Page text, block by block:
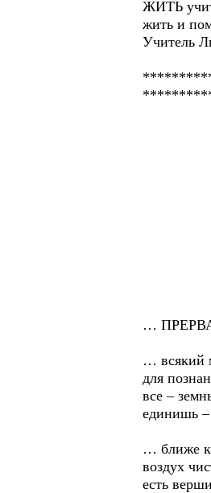
ЖИТЬ
жить и
Учитель
…
… всякий
для
все –
единишь
… ближе к
воздух
есть